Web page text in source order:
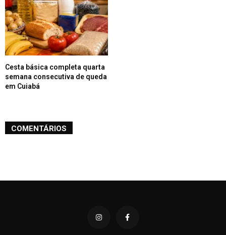
Cesta básica completa quarta
semana consecutiva de queda
em Cuiabá
COMENTÁRIOS